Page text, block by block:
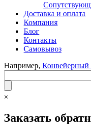
Доставка и оплата
Компания
Блог
Контакты
Самовывоз
Например, Конвейерный
×
Заказать